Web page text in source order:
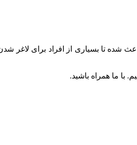
شده تا بسیاری از افراد برای
با ما همراه باشید.